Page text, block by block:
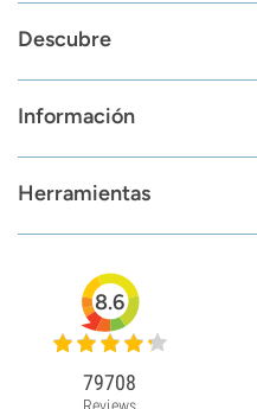
Descubre
Información
Herramientas
8.6
79708